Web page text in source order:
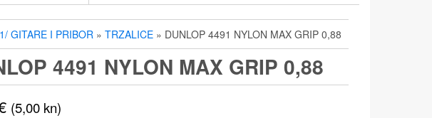
1/ GITARE I PRIBOR » TRZALICE » DUNLOP 4491 NYLON MAX GRIP 0,88
4491 NYLON MAX GRIP 0,88
(5,00 kn)